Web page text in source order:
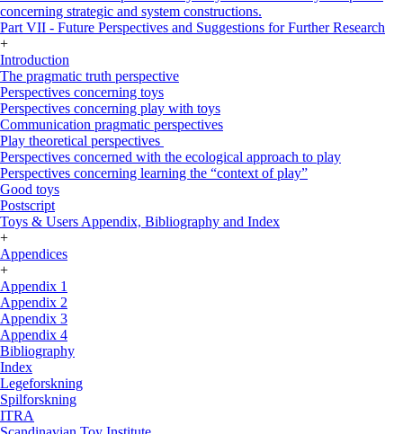
concerning strategic and system constructions.
Part VII - Future Perspectives and Suggestions for Further Research
+
Introduction
The pragmatic truth perspective
Perspectives concerning toys
Perspectives concerning play with toys
Communication pragmatic perspectives
Play theoretical perspectives
Perspectives concerned with the ecological approach to play
Perspectives concerning learning the “context of play”
Good toys
Postscript
Toys & Users Appendix, Bibliography and Index
+
Appendices
+
Appendix 1
Appendix 2
Appendix 3
Appendix 4
Bibliography
Index
Legeforskning
Spilforskning
ITRA